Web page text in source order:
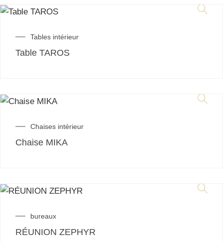
Tables intérieur
Table TAROS
Chaises intérieur
Chaise MIKA
bureaux
RÉUNION ZEPHYR